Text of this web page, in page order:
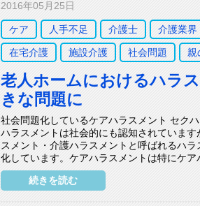
2016年05月25日
ケア 人手不足 介護士 介護業界
在宅介護 施設介護 社会問題 親
老人ホームにおけるハラ
きな問題に
社会問題化しているケアハラスメント セク
ハラスメントは社会的にも認知されています
スメント・介護ハラスメントと呼ばれるハラ
化しています。ケアハラスメントは特にケ
続きを読む